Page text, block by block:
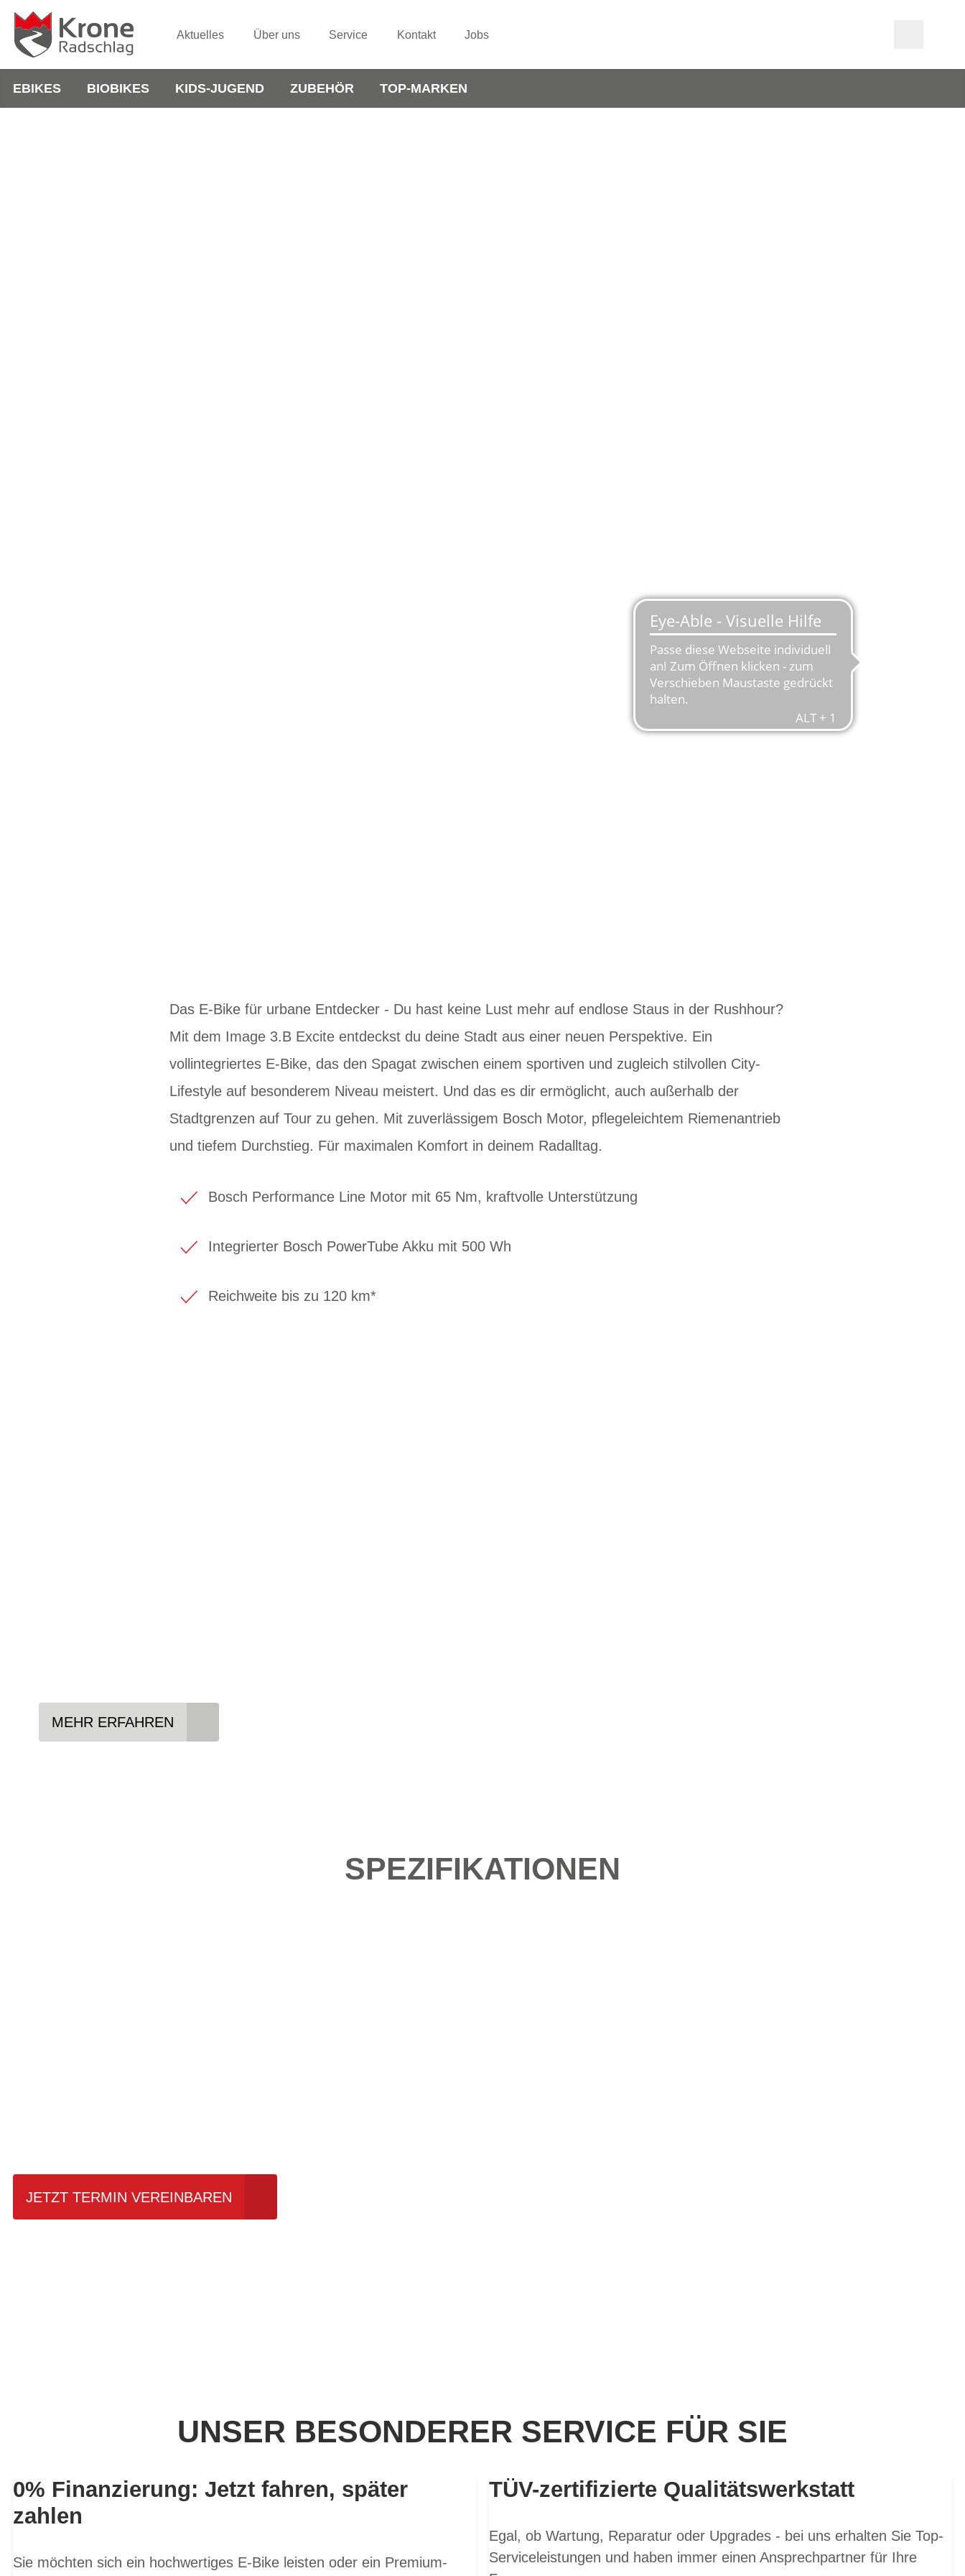
Aktuelles Über uns Service Kontakt Jobs
EBIKES BIOBIKES KIDS-JUGEND ZUBEHÖR TOP-MARKEN
Das E-Bike für urbane Entdecker - Du hast keine Lust mehr auf endlose Staus in der Rushhour?
Mit dem Image 3.B Excite entdeckst du deine Stadt aus einer neuen Perspektive. Ein
vollintegriertes E-Bike, das den Spagat zwischen einem sportiven und zugleich stilvollen City-
Lifestyle auf besonderem Niveau meistert. Und das es dir ermöglicht, auch außerhalb der
Stadtgrenzen auf Tour zu gehen. Mit zuverlässigem Bosch Motor, pflegeleichtem Riemenantrieb
und tiefem Durchstieg. Für maximalen Komfort in deinem Radalltag.
Bosch Performance Line Motor mit 65 Nm, kraftvolle Unterstützung
Integrierter Bosch PowerTube Akku mit 500 Wh
Reichweite bis zu 120 km*
MEHR ERFAHREN
SPEZIFIKATIONEN
JETZT TERMIN VEREINBAREN
UNSER BESONDERER SERVICE FÜR SIE
0% Finanzierung: Jetzt fahren, später
zahlen
Sie möchten sich ein hochwertiges E-Bike leisten oder ein Premium-
TÜV-zertifizierte Qualitätswerkstatt
Egal, ob Wartung, Reparatur oder Upgrades - bei uns erhalten Sie Top-
Serviceleistungen und haben immer einen Ansprechpartner für Ihre